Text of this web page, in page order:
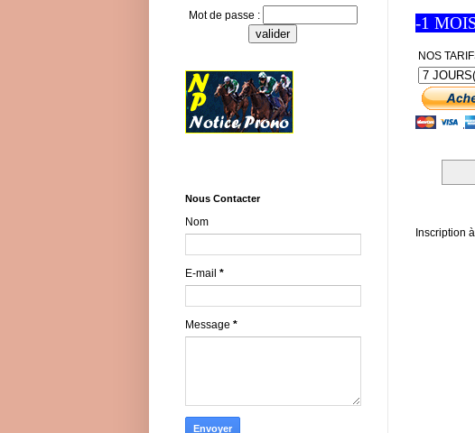
-1
NOS
Inscription
Mot de passe :
Nous Contacter
Nom
E-mail *
Message *